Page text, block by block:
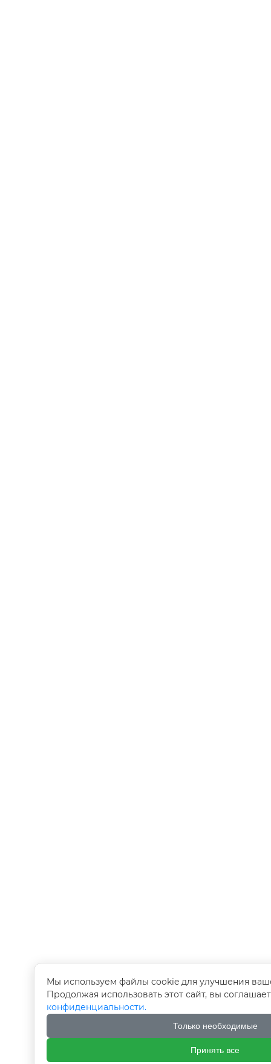
Мы используем файлы cookie для улучшения
Продолжая использовать этот сайт, вы
конфиденциальности.
Только необходимые
Принять все